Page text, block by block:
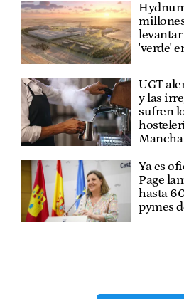
levantar
'verde'
UGT
y las
sufren
Mancha
Ya es
Page
hasta
pymes